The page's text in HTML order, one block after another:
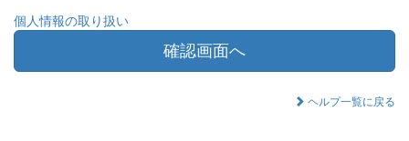
個人情報の取り扱い
確認画面へ
ヘルプ一覧に戻る